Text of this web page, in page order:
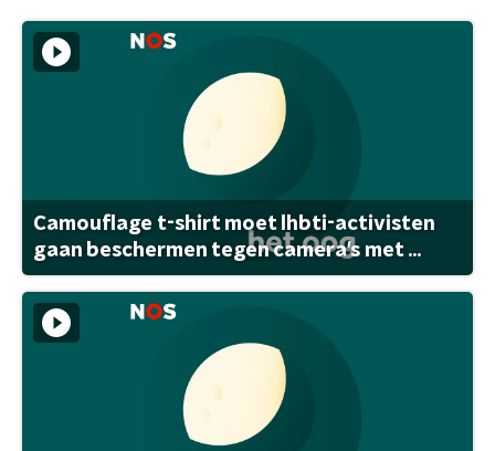
Camouflage t-shirt moet lhbti-activisten
gaan beschermen tegen camera's met ...